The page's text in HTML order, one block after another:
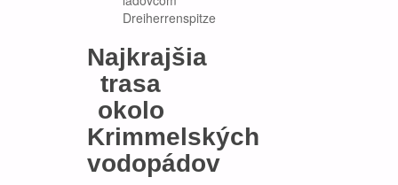
Dreiherrenspitze
Najkrajšia
trasa
okolo
Krimmelských
vodopádov